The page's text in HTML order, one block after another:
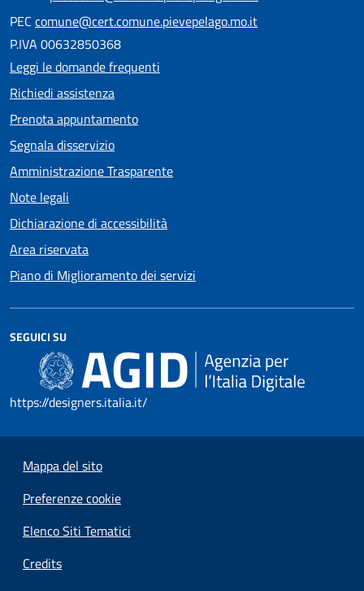
PEC comune@cert.comune.pievepelago.mo.it
P.IVA 00632850368
Leggi le domande frequenti
Richiedi assistenza
Prenota appuntamento
Segnala disservizio
Amministrazione Trasparente
Note legali
Dichiarazione di accessibilità
Area riservata
Piano di Miglioramento dei servizi
SEGUICI SU
https://designers.italia.it/
Mappa del sito
Preferenze cookie
Elenco Siti Tematici
Credits